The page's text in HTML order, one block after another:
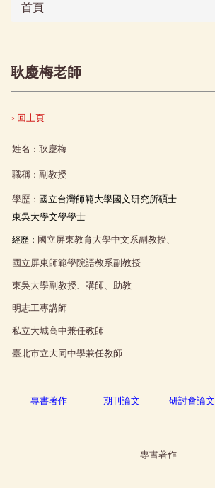
首頁
耿慶梅老師
> 回上頁
姓名 ： 耿慶梅
職稱 ： 副教授
學歷 ： 國立台灣師範大學國文研究所碩士
東吳大學文學學士
經歷： 國立屏東教育大學中文系副教授、
國立屏東師範學院語教系副教授
東吳大學副教授、講師、助教
明志工專講師
私立大城高中兼任教師
臺北市立大同中學兼任教師
專書著作 期刊論文 研討會論文
專書著作